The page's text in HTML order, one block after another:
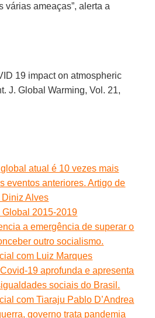
várias ameaças”, alerta a
19 impact on atmospheric
J. Global Warming, Vol. 21,
atual é 10 vezes mais
eventos anteriores. Artigo de
Alves
2015-2019
a emergência de superar o
outro socialismo.
com Luiz Marques
19 aprofunda e apresenta
sociais do Brasil.
com Tiaraju Pablo D’Andrea
governo trata pandemia